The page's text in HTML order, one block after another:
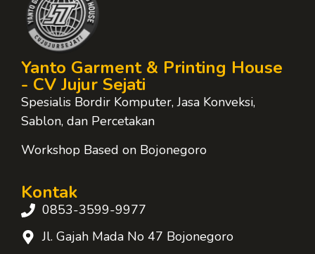
Yanto Garment & Printing House
- CV Jujur Sejati
Spesialis Bordir Komputer, Jasa Konveksi,
Sablon, dan Percetakan
Workshop Based on Bojonegoro
Kontak
0853-3599-9977
Jl. Gajah Mada No 47 Bojonegoro